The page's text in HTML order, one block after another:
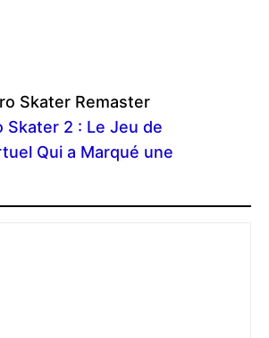
Skater Remaster
Skater 2 : Le Jeu de
Qui a Marqué une